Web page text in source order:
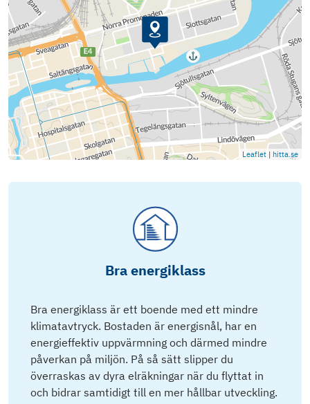
Leaflet | hitta.se
Bra energiklass
Bra energiklass är ett boende med ett mindre
klimatavtryck. Bostaden är energisnål, har en
energieffektiv uppvärmning och därmed mindre
påverkan på miljön. På så sätt slipper du
överraskas av dyra elräkningar när du flyttat in
och bidrar samtidigt till en mer hållbar utveckling.